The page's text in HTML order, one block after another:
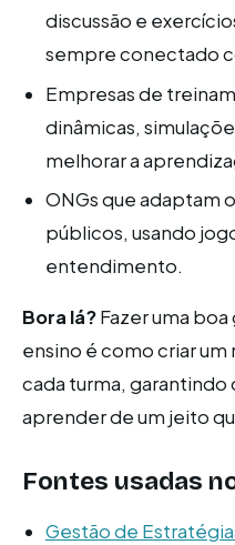
discussão e
sempre conectado
Empresas de
dinâmicas,
melhorar a
ONGs que adaptam
públicos, usando
entendimento.
Bora lá?Fazer uma
ensino é como criar
cada turma,
aprender de um jeito
Fontes usadas
Gestão de